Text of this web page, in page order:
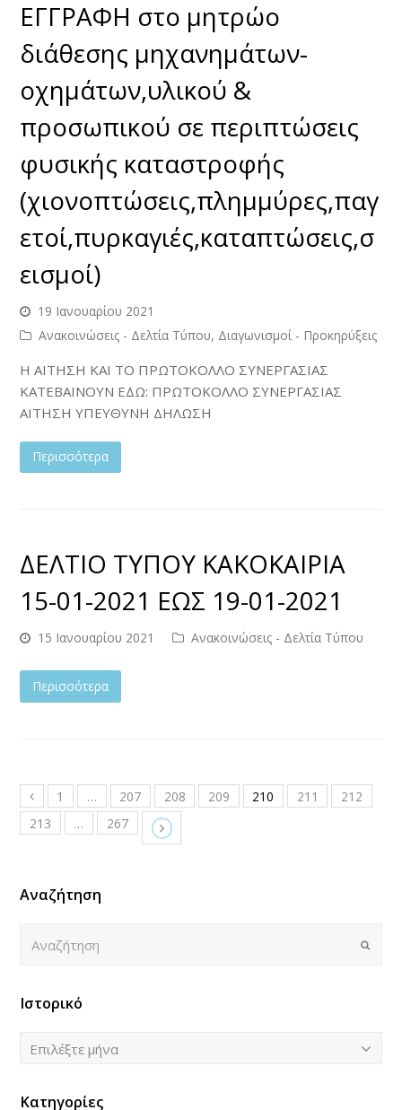
ΕΓΓΡΑΦΗ στο μητρώο
διάθεσης μηχανημάτων-
οχημάτων,υλικού &
προσωπικού σε περιπτώσεις
φυσικής καταστροφής
(χιονοπτώσεις,πλημμύρες,παγ
ετοί,πυρκαγιές,καταπτώσεις,σ
εισμοί)
19 Ιανουαρίου 2021
Ανακοινώσεις - Δελτία Τύπου, Διαγωνισμοί - Προκηρύξεις
Η ΑΙΤΗΣΗ ΚΑΙ ΤΟ ΠΡΩΤΟΚΟΛΛΟ ΣΥΝΕΡΓΑΣΙΑΣ
ΚΑΤΕΒΑΙΝΟΥΝ ΕΔΩ: ΠΡΩΤΟΚΟΛΛΟ ΣΥΝΕΡΓΑΣΙΑΣ
ΑΙΤΗΣΗ ΥΠΕΥΘΥΝΗ ΔΗΛΩΣΗ
Περισσότερα
ΔΕΛΤΙΟ ΤΥΠΟΥ ΚΑΚΟΚΑΙΡΙΑ
15-01-2021 ΕΩΣ 19-01-2021
15 Ιανουαρίου 2021 Ανακοινώσεις - Δελτία Τύπου
Περισσότερα
1 … 207 208 209 210 211
212
213
… 267
Αναζήτηση
Submit
Ιστορικό
Ιστορικό
Επιλέξτε μήνα
Κατηγορίες